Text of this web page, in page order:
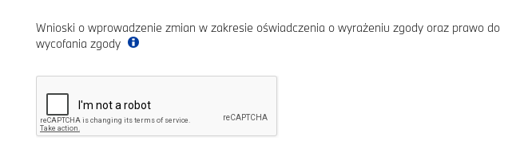
Wnioski o wprowadzenie zmian w zakresie oświadczenia o wyrażeniu zgody oraz prawo do
wycofania zgody